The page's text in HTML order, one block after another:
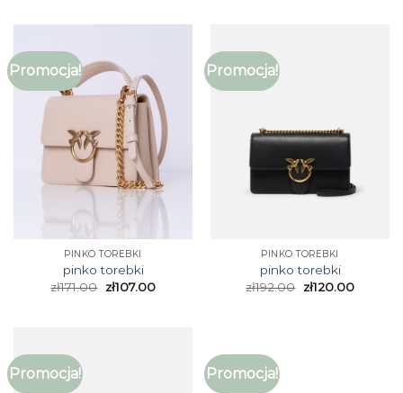
Promocja!
PINKO TOREBKI
pinko torebki
zł171.00 zł107.00
Promocja!
PINKO TOREBKI
pinko torebki
zł192.00 zł120.00
Promocja! Promocja!